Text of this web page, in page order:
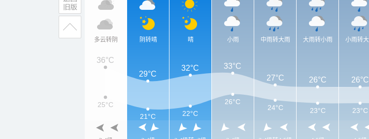
多云转阴 阴转晴 晴 小雨 中雨转大雨 大雨转小雨 小雨转
36°C
29°C
32°C
33°C
27°C
26°C 26°C
25°C
21°C
22°C
26°C
24°C 23°C 23°C